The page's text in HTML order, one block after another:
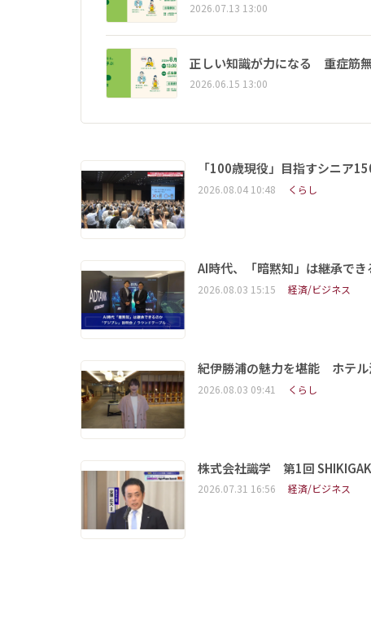
2026.07.13 13:00
正しい知識が力になる 重症筋
2026.06.15 13:00
「100歳現役」目指すシニア
2026.08.04 10:48 くらし
AI時代、「暗黙知」は継承で
2026.08.03 15:15 経済/ビジネス
紀伊勝浦の魅力を堪能 ホテル
2026.08.03 09:41 くらし
株式会社識学 第1回
2026.07.31 16:56 経済/ビジネス